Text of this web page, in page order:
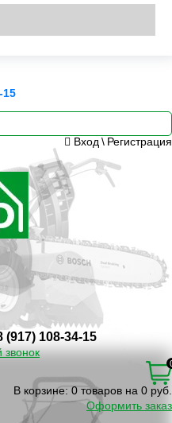
15
Вход \ Регистрация
(917) 108-34-15
В корзине: 0 товаров на 0 руб.
Оформить заказ